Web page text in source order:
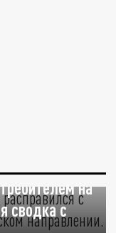
на
сводка с